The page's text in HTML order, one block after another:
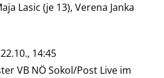
Lasic (je 13), Verena Janka
14:45
VB NÖ Sokol/Post Live im